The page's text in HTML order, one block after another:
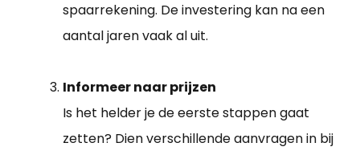
spaarrekening. De investering kan na een
aantal jaren vaak al uit.
Informeer naar prijzen
Is het helder je de eerste stappen gaat
zetten? Dien verschillende aanvragen in bij